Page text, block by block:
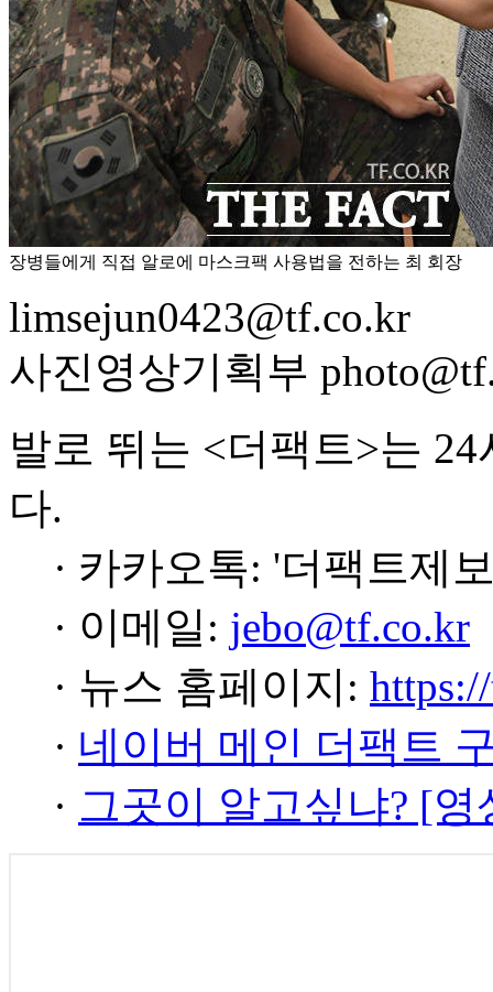
장병들에게 직접 알로에 마스크팩 사용법을 전하는 최 회장
limsejun0423@tf.co.kr
사진영상기획부
발로 뛰는 <더팩트>는
다.
· 카카오톡: '더팩트제
· 이메일: jebo@tf.co.kr
· 뉴스 홈페이지:
· 네이버 메인 더팩트
· 그곳이 알고싶냐? [